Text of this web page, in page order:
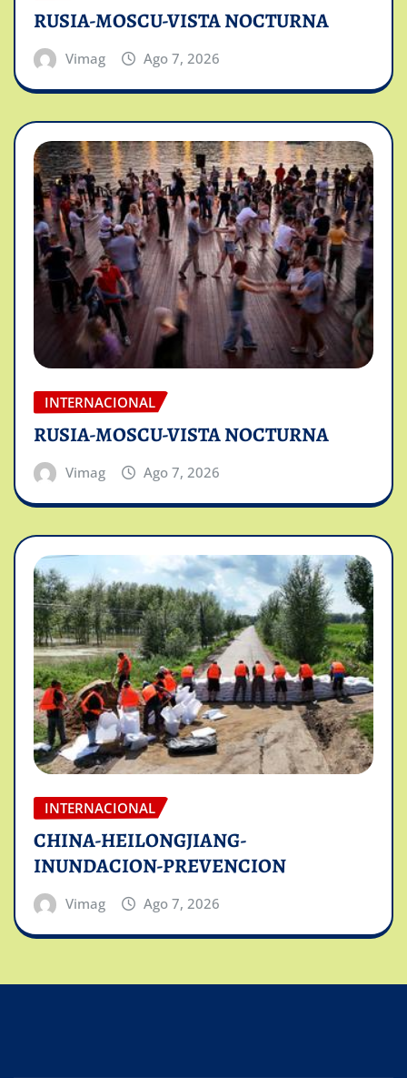
RUSIA-MOSCU-VISTA NOCTURNA
Vimag Ago 7, 2026
INTERNACIONAL
RUSIA-MOSCU-VISTA NOCTURNA
Vimag Ago 7, 2026
INTERNACIONAL
CHINA-HEILONGJIANG-
INUNDACION-PREVENCION
Vimag Ago 7, 2026